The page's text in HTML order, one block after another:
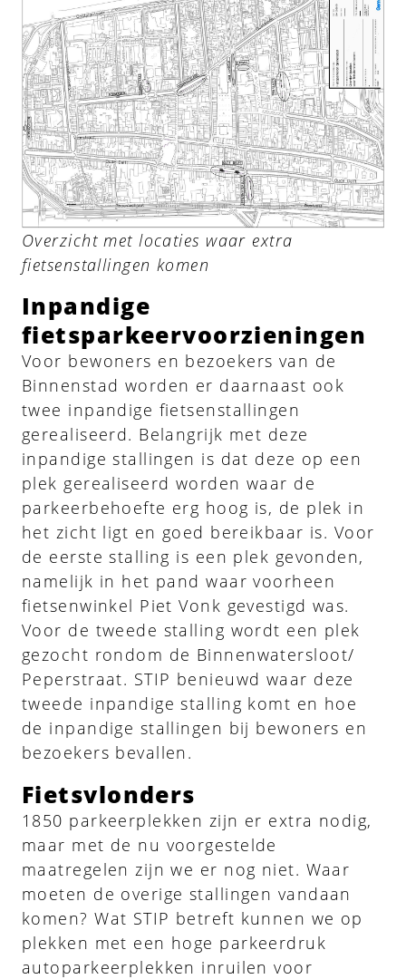
Overzicht met locaties waar extra
fietsenstallingen komen
Inpandige
fietsparkeervoorzieningen
Voor bewoners en bezoekers van de
Binnenstad worden er daarnaast ook
twee inpandige fietsenstallingen
gerealiseerd. Belangrijk met deze
inpandige stallingen is dat deze op een
plek gerealiseerd worden waar de
parkeerbehoefte erg hoog is, de plek in
het zicht ligt en goed bereikbaar is. Voor
de eerste stalling is een plek gevonden,
namelijk in het pand waar voorheen
fietsenwinkel Piet Vonk gevestigd was.
Voor de tweede stalling wordt een plek
gezocht rondom de Binnenwatersloot/
Peperstraat. STIP benieuwd waar deze
tweede inpandige stalling komt en hoe
de inpandige stallingen bij bewoners en
bezoekers bevallen.
Fietsvlonders
1850 parkeerplekken zijn er extra nodig,
maar met de nu voorgestelde
maatregelen zijn we er nog niet. Waar
moeten de overige stallingen vandaan
komen? Wat STIP betreft kunnen we op
plekken met een hoge parkeerdruk
autoparkeerplekken inruilen voor